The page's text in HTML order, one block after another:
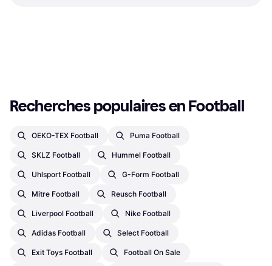
Recherches populaires en Football
OEKO-TEX Football Puma Football
SKLZ Football Hummel Football
Uhlsport Football G-Form Football
Mitre Football Reusch Football
Liverpool Football Nike Football
Adidas Football Select Football
Exit Toys Football Football On Sale